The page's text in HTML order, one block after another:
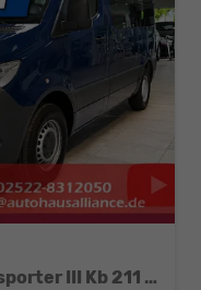
Behindertengerechter Transporter III Kb 211 CDI RWD